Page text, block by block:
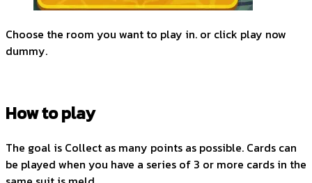
Choose the room you want to play in. or click play now
dummy.
How to play
The goal is Collect as many points as possible. Cards can
be played when you have a series of 3 or more cards in the